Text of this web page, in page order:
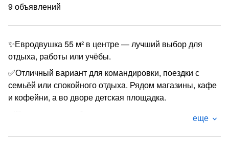
9 объявлений
✨Евродвушка 55 м² в центре — лучший выбор для
отдыха, работы или учёбы.
✅Отличный вариант для командировки, поездки с
семьёй или спокойного отдыха. Рядом магазины, кафе
и кофейни, а во дворе детская площадка.
еще